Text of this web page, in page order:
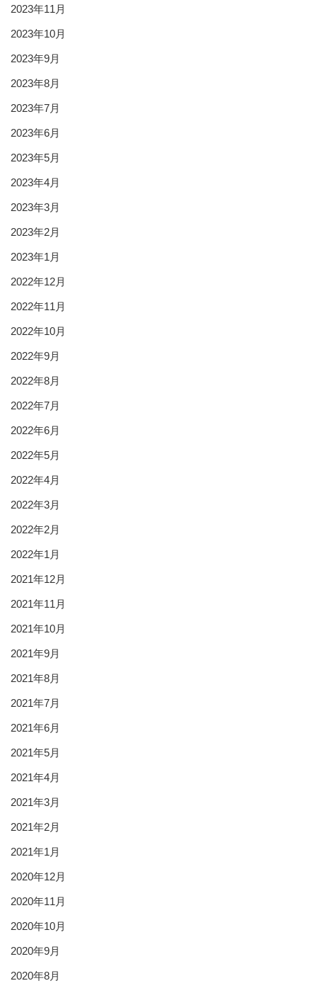
2023年11月
2023年10月
2023年9月
2023年8月
2023年7月
2023年6月
2023年5月
2023年4月
2023年3月
2023年2月
2023年1月
2022年12月
2022年11月
2022年10月
2022年9月
2022年8月
2022年7月
2022年6月
2022年5月
2022年4月
2022年3月
2022年2月
2022年1月
2021年12月
2021年11月
2021年10月
2021年9月
2021年8月
2021年7月
2021年6月
2021年5月
2021年4月
2021年3月
2021年2月
2021年1月
2020年12月
2020年11月
2020年10月
2020年9月
2020年8月